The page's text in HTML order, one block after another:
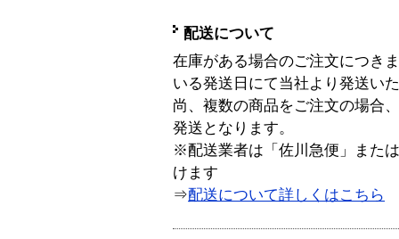
配送について
在庫がある場合のご注文につき
いる発送日にて当社より発送い
尚、複数の商品をご注文の場合
発送となります。
※配送業者は「佐川急便」また
けます
⇒配送について詳しくはこちら